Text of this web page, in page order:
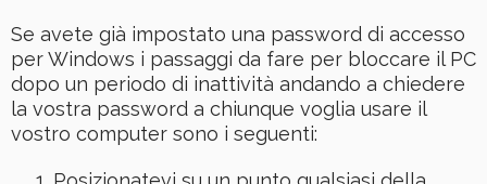
Se avete già impostato una password di accesso
per Windows i passaggi da fare per bloccare il PC
dopo un periodo di inattività andando a chiedere
la vostra password a chiunque voglia usare il
vostro computer sono i seguenti: